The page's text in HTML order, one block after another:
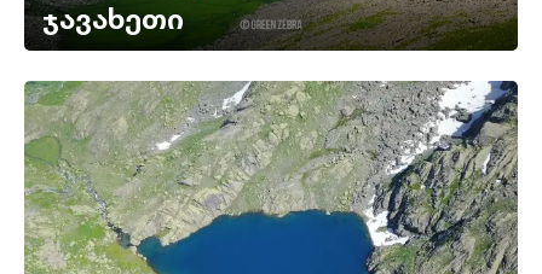
ჯავახეთი